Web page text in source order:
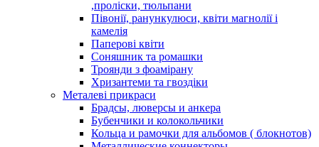
,проліски, тюльпани
Півонії, ранункулюси, квіти магнолії і
камелія
Паперові квіти
Соняшник та ромашки
Троянди з фоамірану
Хризантеми та гвоздіки
Металеві прикраси
Брадсы, люверсы и анкера
Бубенчики и колокольчики
Кольца и рамочки для альбомов ( блокнотов)